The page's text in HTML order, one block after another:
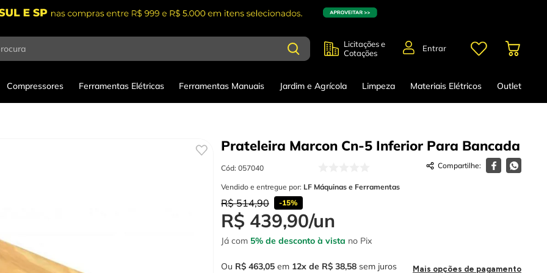
Licitações e
Cotações
Entrar
Compressores Ferramentas Elétricas Ferramentas Manuais Jardim e Agrícola Limpeza Materiais Elétricos Outlet
Prateleira Marcon Cn-5 Inferior Para Bancada
Cód: 057040
Vendido e entregue por: LF Máquinas e Ferramentas
R$ 514,90 -15%
R$ 439,90/un
Já com 5% de desconto à vista no Pix
Ou R$ 463,05 em 12 R$ 38,58 sem juros Mais opções de pagamento